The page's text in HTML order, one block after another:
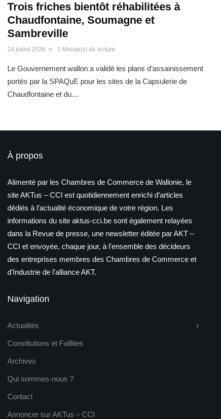
Trois friches bientôt réhabilitées à
Chaudfontaine, Soumagne et
Sambreville
24 juillet 2026 1 Minute(s) de lecture
Le Gouvernement wallon a validé les plans d’assainissement
portés par la SPAQuE pour les sites de la Capsulerie de
Chaudfontaine et du…
À propos
Alimenté par les Chambres de Commerce de Wallonie, le
site AKTus – CCI est quotidiennement enrichi d’articles
dédiés à l’actualité économique de votre région. Les
informations du site aktus-cci.be sont également relayées
dans la Revue de presse, une newsletter éditée par AKT –
CCI et envoyée, chaque jour, à l'ensemble des décideurs
des entreprises membres des Chambres de Commerce et
d'Industrie de l'alliance AKT.
Navigation
Actualités
Constitutions et Faillites
Archives
Qui sommes-nous ?
Contact
Annoncer sur AKTus – CCI